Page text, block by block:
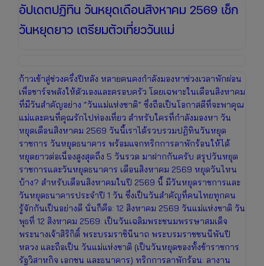
อัปเดตปฏิทิน วันหยุดเดือนสิงหาคม 2569 เช็ก
วันหยุดยาว เตรียมตัวเที่ยววันแม่
ก้าวเข้าสู่ช่วงครึ่งปีหลัง หลายคนคงกำลังมองหาช่วงเวลาพักผ่อน
เพื่อชาร์จพลังให้ตัวเองและครอบครัว โดยเฉพาะในเดือนสิงหาคม
ที่มีวันสำคัญอย่าง “วันแม่แห่งชาติ” ซึ่งถือเป็นโอกาสดีที่จะพาคุณ
แม่และคนที่คุณรักไปท่องเที่ยว สำหรับใครที่กำลังมองหา วัน
หยุดเดือนสิงหาคม 2569 วันนี้เราได้รวบรวมปฏิทินวันหยุด
ราชการ วันหยุดธนาคาร พร้อมแจกทริกการลาพักร้อนให้ได้
หยุดยาวต่อเนื่องสูงสุดถึง 5 วันรวด มาฝากกันครับ สรุปวันหยุด
ราชการและวันหยุดธนาคาร เดือนสิงหาคม 2569 หยุดวันไหน
บ้าง? สำหรับเดือนสิงหาคมในปี 2569 นี้ มีวันหยุดราชการและ
วันหยุดธนาคารประจำปี 1 วัน ซึ่งเป็นวันสำคัญที่คนไทยทุกคน
รู้จักกันเป็นอย่างดี นั่นก็คือ: 12 สิงหาคม 2569 วันแม่แห่งชาติ วัน
พุธที่ 12 สิงหาคม 2569: เป็นวันเฉลิมพระชนมพรรษาสมเด็จ
พระนางเจ้าสิริกิติ์ พระบรมราชินีนาถ พระบรมราชชนนีพันปี
หลวง และถือเป็น วันแม่แห่งชาติ (เป็นวันหยุดของทั้งข้าราชการ
รัฐวิสาหกิจ เอกชน และธนาคาร) ทริกการลาพักร้อน: ลางาน